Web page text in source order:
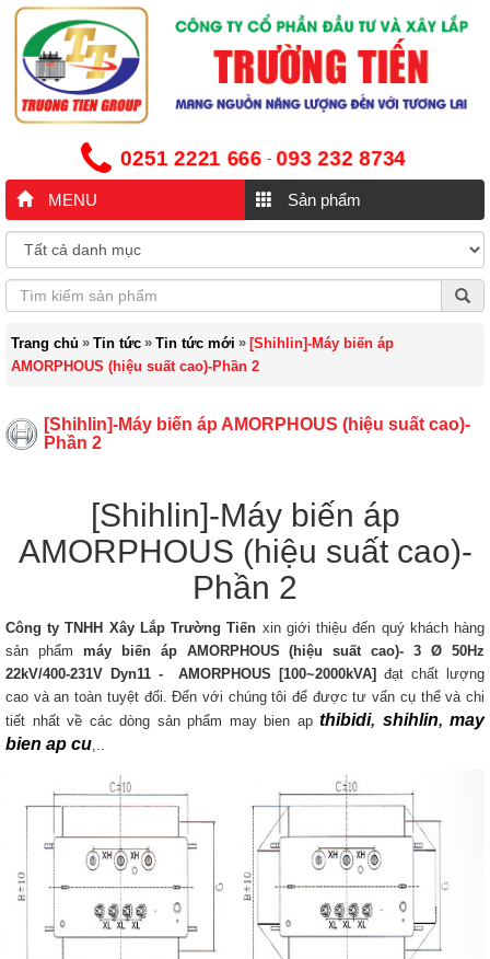
0251 2221 666 -093 232 8734
MENU Sản phẩm
Trang chủ » Tin tức » Tin tức mới » [Shihlin]-Máy biến áp
AMORPHOUS (hiệu suất cao)-Phần 2
[Shihlin]-Máy biến áp AMORPHOUS (hiệu suất cao)-
Phần 2
[Shihlin]-Máy biến áp
AMORPHOUS (hiệu suất cao)-
Phần 2
Công ty TNHH Xây Lắp Trường Tiến xin giới thiệu đến quý khách hàng
sản phẩm máy biến áp AMORPHOUS (hiệu suất cao)- 3 Ø 50Hz
22kV/400-231V Dyn11 - AMORPHOUS​ [100~2000kVA] đạt chất lượng
cao và an toàn tuyệt đối. Đến với chúng tôi để được tư vấn cụ thể và chi
tiết nhất về các dòng sản phẩm may bien ap thibidi, shihlin, may
bien ap cu